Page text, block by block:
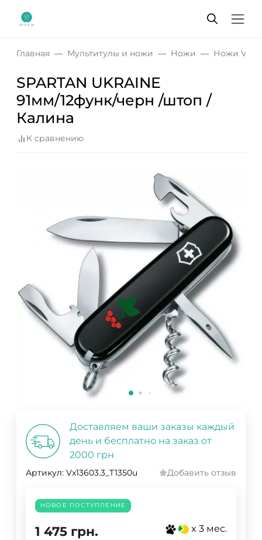
Главная Мультитулы и ножи Ножи Ножи
SPARTAN UKRAINE
91мм/12функ/черн /штоп /
Калина
К сравнению
Доставляем ваши заказы каждый
день и бесплатно на заказ от
2000 грн
Артикул: Vx13603.3_T1350u Добавить отзыв
НОВОЕ ПОСТУПЛЕНИЕ
1 475 грн. x 3 мес.